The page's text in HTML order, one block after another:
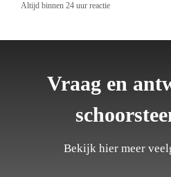
Altijd binnen 24 uur reactie
Vraag en
Bekijk hier meer